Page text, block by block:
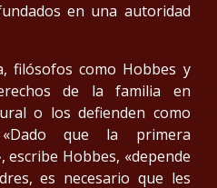
en una autoridad
filósofos como Hobbes y
de la familia en
o los defienden como
«Dado que la primera
escribe Hobbes, «depende
es necesario que les